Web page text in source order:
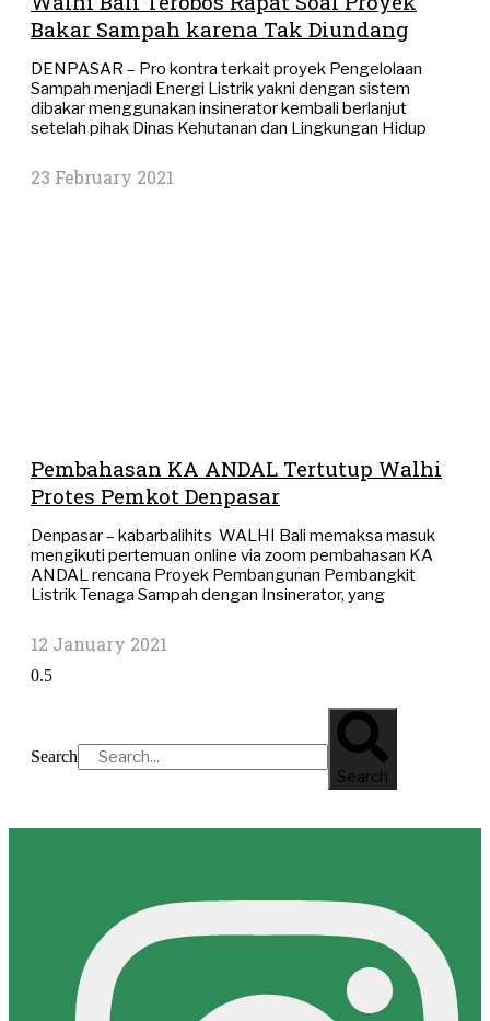
Bakar Sampah karena Tak Diundang
DENPASAR – Pro kontra terkait proyek Pengelolaan
Sampah menjadi Energi Listrik yakni dengan sistem
dibakar menggunakan insinerator kembali berlanjut
setelah pihak Dinas Kehutanan dan Lingkungan Hidup
23 February 2021
Pembahasan KA ANDAL Tertutup Walhi
Protes Pemkot Denpasar
Denpasar – kabarbalihits WALHI Bali memaksa masuk
mengikuti pertemuan online via zoom pembahasan KA
ANDAL rencana Proyek Pembangunan Pembangkit
Listrik Tenaga Sampah dengan Insinerator, yang
12 January 2021
Search
Search